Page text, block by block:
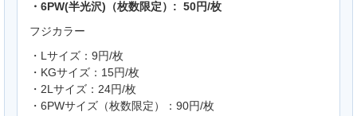
・6PW(半光沢)（枚数限定）: 50円/枚
フジカラー
・Lサイズ：9円/枚
・KGサイズ：15円/枚
・2Lサイズ：24円/枚
・6PWサイズ（枚数限定）：90円/枚